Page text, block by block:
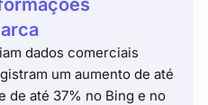
dados comerciais
um aumento de até
de até 37% no Bing e no